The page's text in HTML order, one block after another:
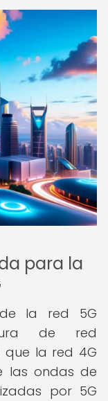
para la
de la red 5G
de red
que la red 4G
las ondas de
por 5G